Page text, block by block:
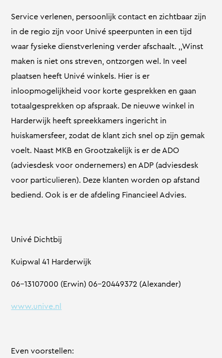
Service verlenen, persoonlijk contact en zichtbaar zijn
in de regio zijn voor Univé speerpunten in een tijd
waar fysieke dienstverlening verder afschaalt. ,,Winst
maken is niet ons streven, ontzorgen wel. In veel
plaatsen heeft Univé winkels. Hier is er
inloopmogelijkheid voor korte gesprekken en gaan
totaalgesprekken op afspraak. De nieuwe winkel in
Harderwijk heeft spreekkamers ingericht in
huiskamersfeer, zodat de klant zich snel op zijn gemak
voelt. Naast MKB en Grootzakelijk is er de ADO
(adviesdesk voor ondernemers) en ADP (adviesdesk
voor particulieren). Deze klanten worden op afstand
bediend. Ook is er de afdeling Financieel Advies.
Univé Dichtbij
Kuipwal 41 Harderwijk
06-13107000 (Erwin) 06-20449372 (Alexander)
www.unive.nl
Even voorstellen: